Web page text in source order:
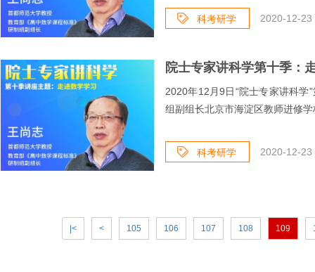
科考研学 2020-12-23
院士专家讲科学第十季：
2020年12月9日“院士专家讲科学
组副组长北京市海淀区教师进修
科考研学 2020-12-23
|< < 105 106 107 108 109